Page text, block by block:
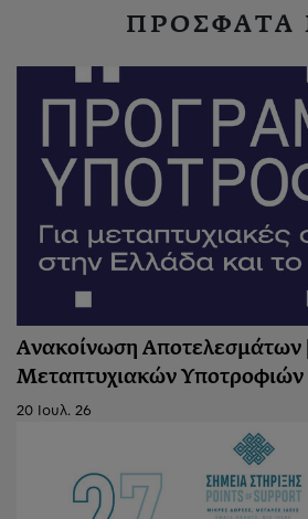
ΠΡΟΣΦΑΤΑ
Ανακοίνωση
Μεταπτυχιακών Υποτροφιών
20 Ιουλ. 26